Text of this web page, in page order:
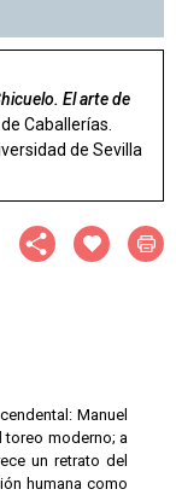
El arte de
Caballerías.
de Sevilla
Manuel
moderno; a
un retrato del
humana como